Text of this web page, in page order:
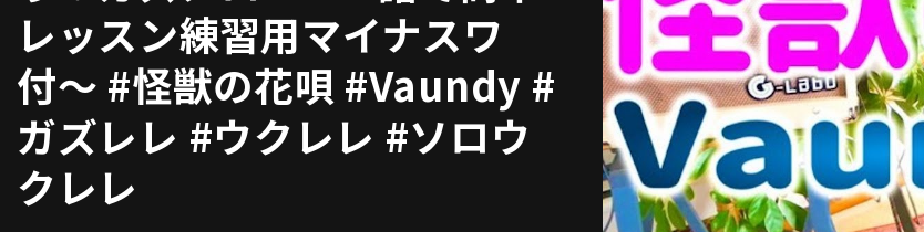
レッスン練習用マイナスワ
付〜 #怪獣の花唄 #Vaundy #
ガズレレ #ウクレレ #ソロウ
クレレ